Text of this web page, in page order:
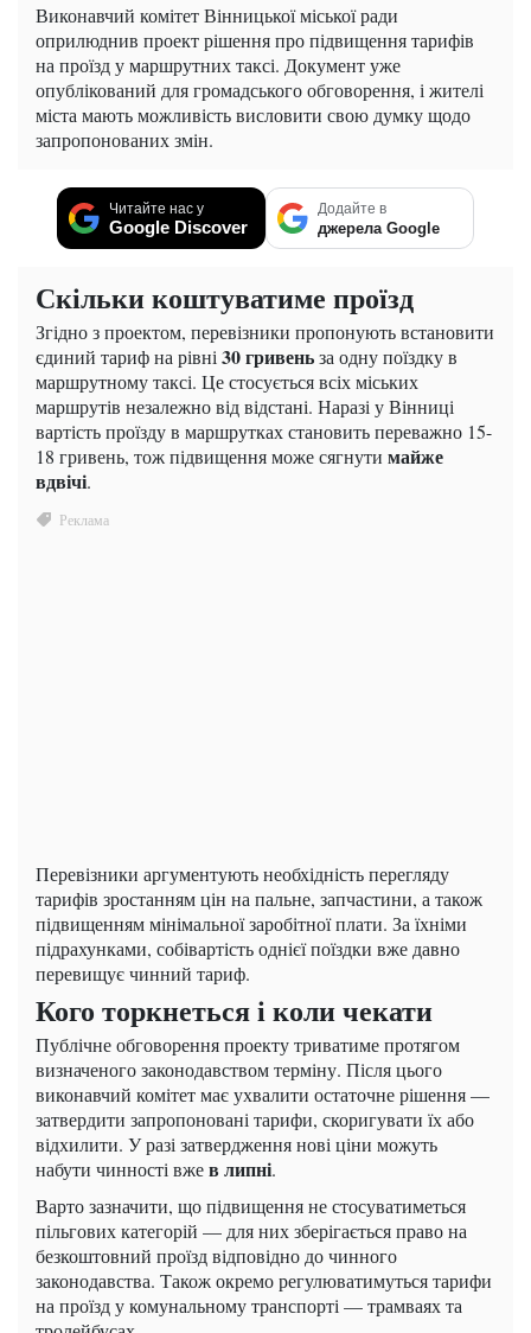
Виконавчий комітет Вінницької міської ради
оприлюднив проект рішення про підвищення тарифів
на проїзд у маршрутних таксі. Документ уже
опублікований для громадського обговорення, і жителі
міста мають можливість висловити свою думку щодо
запропонованих змін.
Читайте нас у
Google Discover
Додайте в
джерела Google
Скільки коштуватиме проїзд
Згідно з проектом, перевізники пропонують встановити
єдиний тариф на рівні 30 гривеньза одну поїздку в
маршрутному таксі. Це стосується всіх міських
маршрутів незалежно від відстані. Наразі у Вінниці
вартість проїзду в маршрутках становить переважно 15-
18 гривень, тож підвищення може сягнути майже
вдвічі.
Перевізники аргументують необхідність перегляду
тарифів зростанням цін на пальне, запчастини, а також
підвищенням мінімальної заробітної плати. За їхніми
підрахунками, собівартість однієї поїздки вже давно
перевищує чинний тариф.
Кого торкнеться і коли чекати
Публічне обговорення проекту триватиме протягом
визначеного законодавством терміну. Після цього
виконавчий комітет має ухвалити остаточне рішення —
затвердити запропоновані тарифи, скоригувати їх або
відхилити. У разі затвердження нові ціни можуть
набути чинності вжев липні.
Варто зазначити, що підвищення не стосуватиметься
пільгових категорій — для них зберігається право на
безкоштовний проїзд відповідно до чинного
законодавства. Також окремо регулюватимуться тарифи
на проїзд у комунальному транспорті — трамваях та